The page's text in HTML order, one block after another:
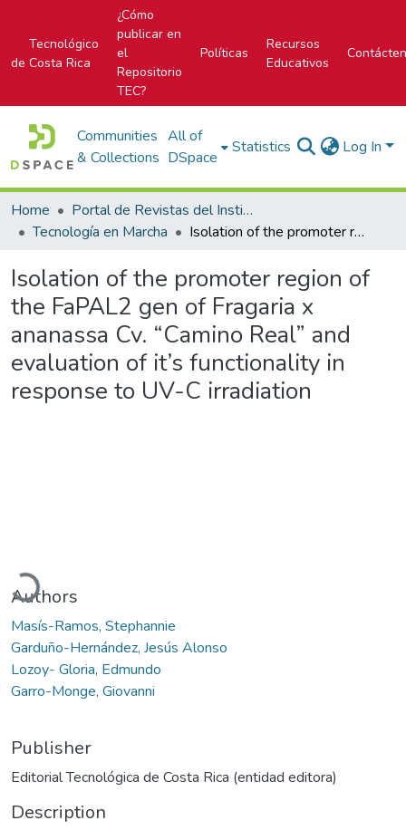
Tecnológico
de Costa Rica
¿Cómo
publicar en
el
Repositorio
TEC?
Políticas
Recursos
Educativos
Communities
& Collections
All of
DSpace
Statistics Log In
Home
Portal de Revistas del Instituto Tecnológico de Costa Rica
Tecnología en Marcha
Isolation of the promoter region of the FaPAL2 gen of Fragaria x ananassa Cv. “Camino Real” and evaluation of it’s functionality in response to UV-C irradiation
Isolation of the promoter region of
the FaPAL2 gen of Fragaria x
ananassa Cv. “Camino Real” and
evaluation of it’s functionality in
response to UV-C irradiation
Loading...
Authors
Masís-Ramos, Stephannie
Garduño-Hernández, Jesús Alonso
Lozoy- Gloria, Edmundo
Garro-Monge, Giovanni
Publisher
Editorial Tecnológica de Costa Rica (entidad editora)
Description